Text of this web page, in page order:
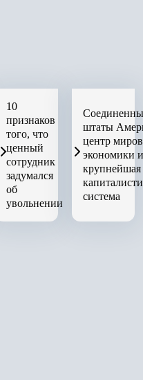
10
признаков
того, что
ценный
сотрудник
задумался
об
увольнении
штаты
центр
экономики и
крупнейшая
система